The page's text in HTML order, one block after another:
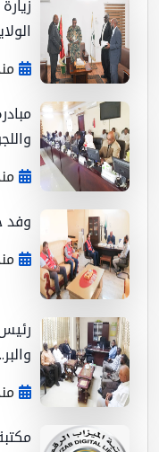
زيارة
الولاية ا...
منذ
مبادرة
واللجوء
منذ
وفد جمعية
منذ
رئيس
والبر...
منذ
مكتبة